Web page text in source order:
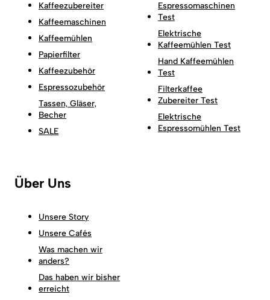
Kaffeezubereiter
Kaffeemaschinen
Kaffeemühlen
Papierfilter
Kaffeezubehör
Espressozubehör
Tassen, Gläser,
Becher
SALE
Espressomaschinen
Test
Elektrische
Kaffeemühlen Test
Hand Kaffeemühlen
Test
Filterkaffee
Zubereiter Test
Elektrische
Espressomühlen Test
Über Uns
Unsere Story
Unsere Cafés
Was machen wir
anders?
Das haben wir bisher
erreicht